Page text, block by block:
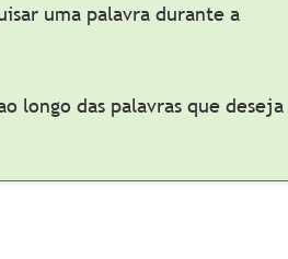
uma palavra durante a
longo das palavras que deseja